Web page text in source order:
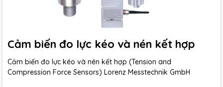
Cảm biến đo lực kéo và nén kết hợp
Cảm biến đo lực kéo và nén kết hợp (Tension and
Compression Force Sensors) Lorenz Messtechnik GmbH